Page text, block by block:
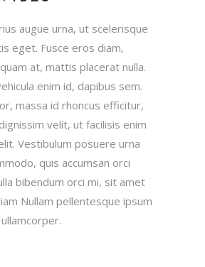
augue urna, ut scelerisque
eget. Fusce eros diam,
at, mattis placerat nulla.
enim id, dapibus sem.
massa id rhoncus efficitur,
velit, ut facilisis enim
Vestibulum posuere urna
quis accumsan orci
bibendum orci mi, sit amet
Nullam pellentesque ipsum